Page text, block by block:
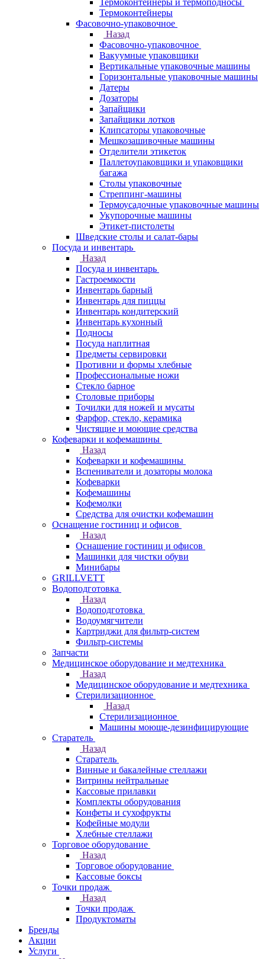
Термоконтейнеры и термоподносы
Термоконтейнеры
Фасовочно-упаковочное
Назад
Фасовочно-упаковочное
Вакуумные упаковщики
Вертикальные упаковочные машины
Горизонтальные упаковочные машины
Датеры
Дозаторы
Запайщики
Запайщики лотков
Клипсаторы упаковочные
Мешкозашивочные машины
Отделители этикеток
Паллетоупаковщики и упаковщики
багажа
Столы упаковочные
Стреппинг-машины
Термоусадочные упаковочные машины
Укупорочные машины
Этикет-пистолеты
Шведские столы и салат-бары
Посуда и инвентарь
Назад
Посуда и инвентарь
Гастроемкости
Инвентарь барный
Инвентарь для пиццы
Инвентарь кондитерский
Инвентарь кухонный
Подносы
Посуда наплитная
Предметы сервировки
Противни и формы хлебные
Профессиональные ножи
Стекло барное
Столовые приборы
Точилки для ножей и мусаты
Фарфор, стекло, керамика
Чистящие и моющие средства
Кофеварки и кофемашины
Назад
Кофеварки и кофемашины
Вспениватели и дозаторы молока
Кофеварки
Кофемашины
Кофемолки
Средства для очистки кофемашин
Оснащение гостиниц и офисов
Назад
Оснащение гостиниц и офисов
Машинки для чистки обуви
Минибары
GRILLVETT
Водоподготовка
Назад
Водоподготовка
Водоумягчители
Картриджи для фильтр-систем
Фильтр-системы
Запчасти
Медицинское оборудование и медтехника
Назад
Медицинское оборудование и медтехника
Стерилизационное
Назад
Стерилизационное
Машины моюще-дезинфицирующие
Старатель
Назад
Старатель
Винные и бакалейные стеллажи
Витрины нейтральные
Кассовые прилавки
Комплекты оборудования
Конфеты и сухофрукты
Кофейные модули
Хлебные стеллажи
Торговое оборудование
Назад
Торговое оборудование
Кассовые боксы
Точки продаж
Назад
Точки продаж
Продуктоматы
Бренды
Акции
Услуги